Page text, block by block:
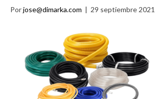
Porjose@dimarka.com | 29 septiembre 2021